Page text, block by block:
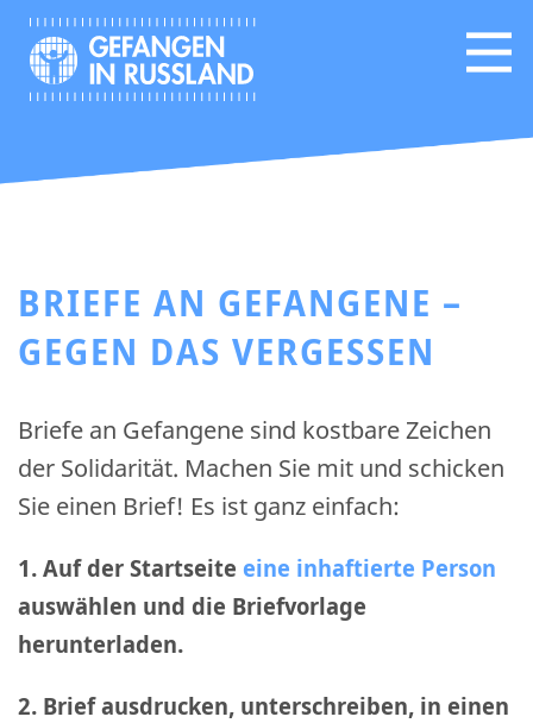
BRIEFE AN GEFANGENE –
GEGEN DAS VERGESSEN
Briefe an Gefangene sind kostbare Zeichen
der Solidarität. Machen Sie mit und schicken
Sie einen Brief! Es ist ganz einfach:
1. Auf der Startseite eine inhaftierte Person
auswählen und die Briefvorlage
herunterladen.
2. Brief ausdrucken, unterschreiben, in einen